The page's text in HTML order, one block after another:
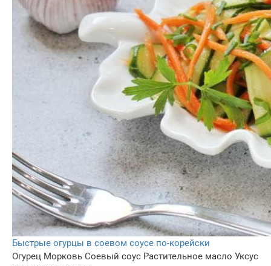
Быстрые огурцы в соевом соусе по-корейски
Огурец Морковь Соевый соус Растительное масло Уксус